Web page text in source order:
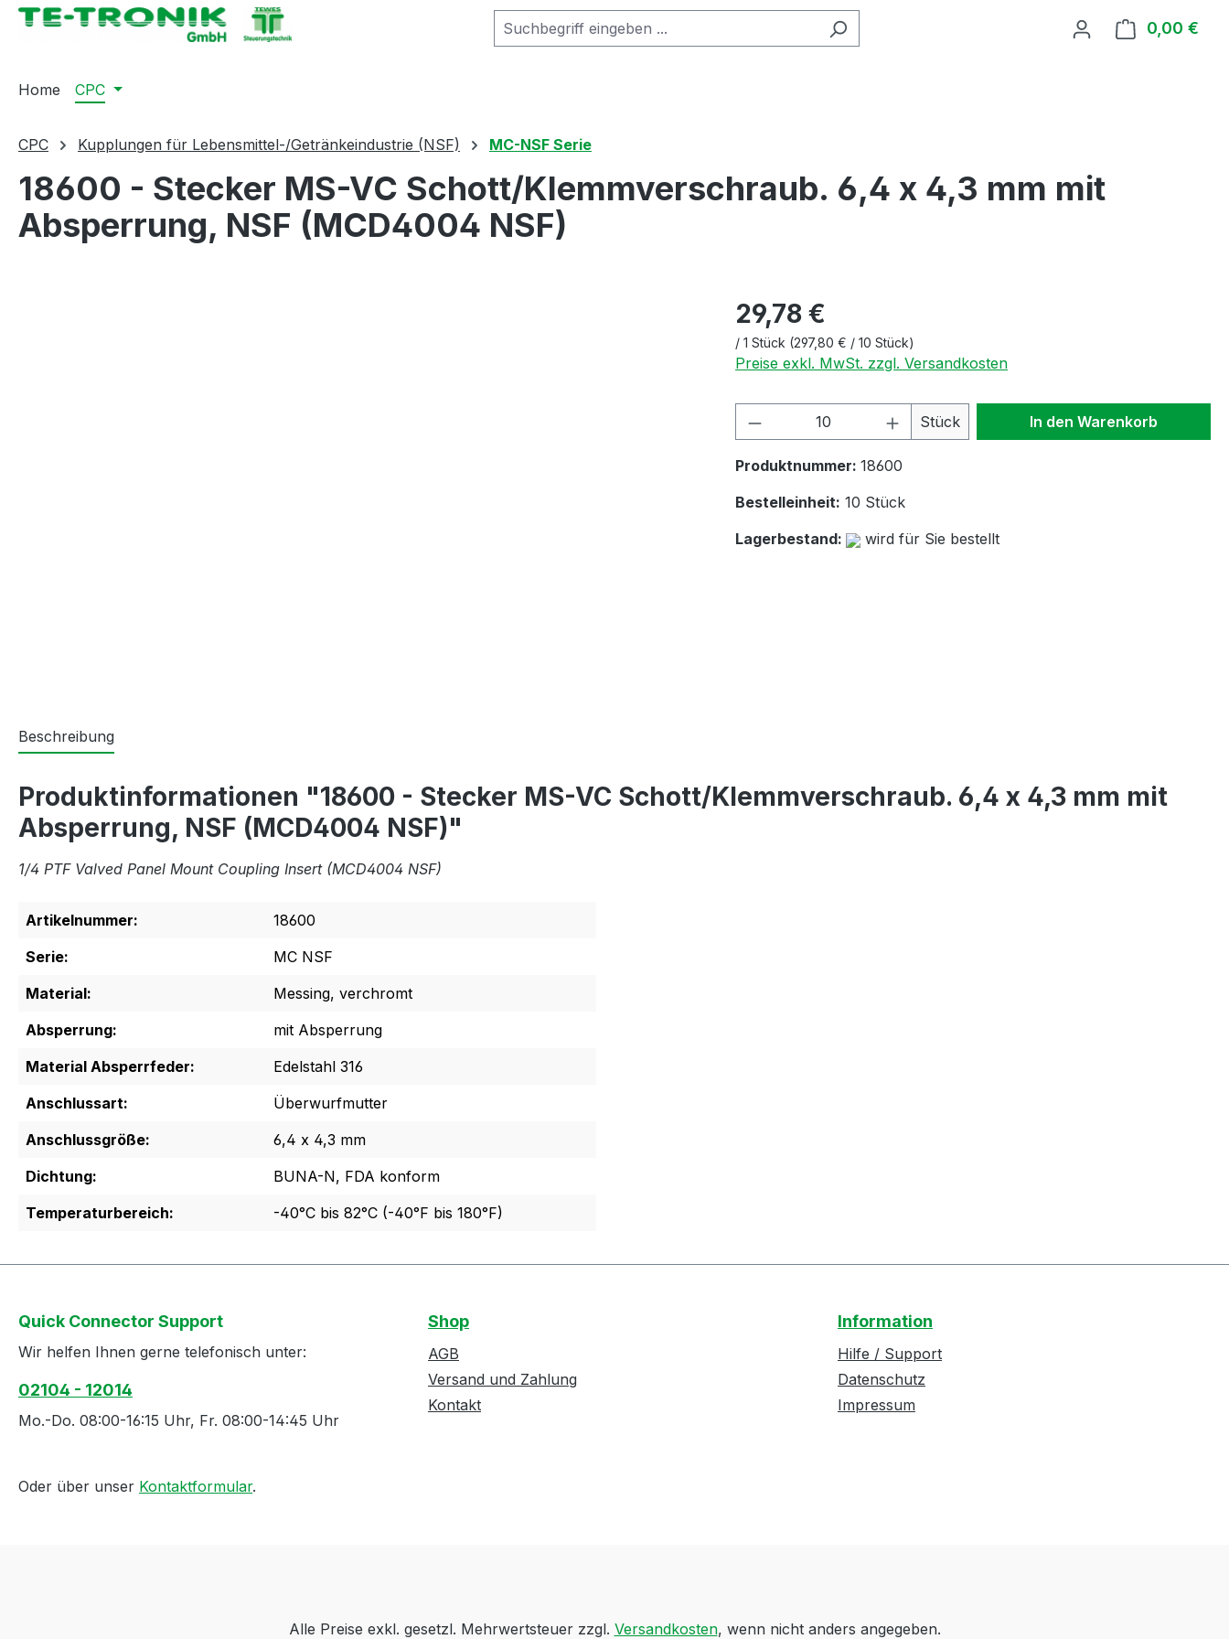
Zur Hauptnavigation springen 0,00 €
Home CPC
CPC Kupplungen für Lebensmittel-/Getränkeindustrie (NSF) MC-NSF Serie
18600 - Stecker MS-VC Schott/Klemmverschraub. 6,4 x 4,3 mm mit
Absperrung, NSF (MCD4004 NSF)
29,78 €
/ 1 Stück (297,80 € / 10 Stück)
Preise exkl. MwSt. zzgl. Versandkosten
Produkt Anzahl: Gib den gewünschten Wert
Stück In den Warenkorb
Produktnummer: 18600
Bestelleinheit: 10 Stück
Lagerbestand:
wird für Sie bestellt
Beschreibung
Produktinformationen "18600 - Stecker MS-VC Schott/Klemmverschraub. 6,4 x 4,3 mm mit
Absperrung, NSF (MCD4004 NSF)"
1/4 PTF Valved Panel Mount Coupling Insert (MCD4004 NSF)
Artikelnummer:
18600
Serie:
MC NSF
Material:
Messing, verchromt
Absperrung:
mit Absperrung
Material Absperrfeder:
Edelstahl 316
Anschlussart:
Überwurfmutter
Anschlussgröße:
6,4 x 4,3 mm
Dichtung:
BUNA-N, FDA konform
Temperaturbereich:
-40°C bis 82°C (-40°F bis 180°F)
Quick Connector Support
Wir helfen Ihnen gerne telefonisch unter:
02104 - 12014
Mo.-Do. 08:00-16:15 Uhr, Fr. 08:00-14:45 Uhr
Oder über unser Kontaktformular.
Shop
AGB
Versand und Zahlung
Kontakt
Information
Hilfe / Support
Datenschutz
Impressum
Alle Preise exkl. gesetzl. Mehrwertsteuer zzgl. Versandkosten, wenn nicht anders angegeben.